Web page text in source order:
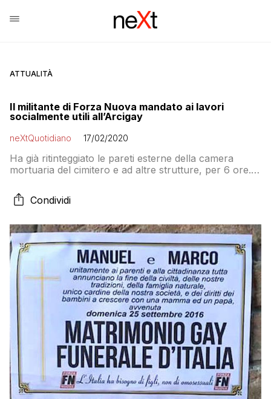
ATTUALITÀ
Il militante di Forza Nuova mandato ai lavori
socialmente utili all’Arcigay
neXtQuotidiano 17/02/2020
Ha già ritinteggiato le pareti esterne della camera
mortuaria del cimitero e ad altre strutture, per 6 ore.
stesso militante andrà a svolgere servizio socialmente
utile nella sede Arcigay di Rimini
Condividi